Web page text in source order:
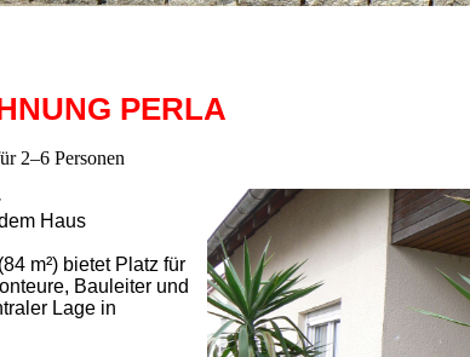
PERLA
2–6 Personen
Haus
m²) bietet Platz für
Bauleiter und
Lage in